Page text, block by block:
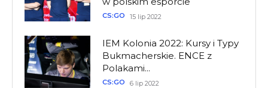
CS:GO 15 lip 2022
IEM Kolonia 2022: Kursy i Typy
Bukmacherskie. ENCE z
Polakami...
CS:GO 6 lip 2022